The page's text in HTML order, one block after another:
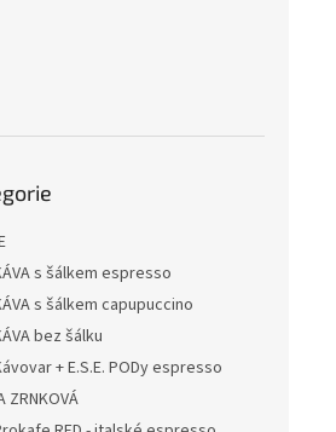
s šálkem espresso
s šálkem capupuccino
bez šálku
+ E.S.E. PODy espresso
ZRNKOVÁ